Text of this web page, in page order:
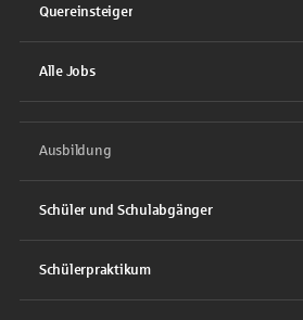
Quereinsteiger
Alle Jobs
Ausbildung
Schüler und Schulabgänger
Schülerpraktikum